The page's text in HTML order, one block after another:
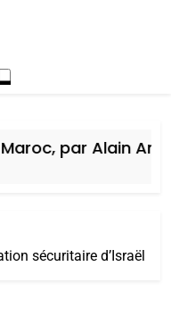
par Alain Amiel
sécuritaire d’Israël